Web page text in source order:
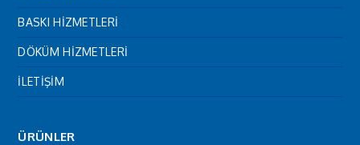
BASKI HİZMETLERİ
DÖKÜM HİZMETLERİ
İLETİŞİM
ÜRÜNLER